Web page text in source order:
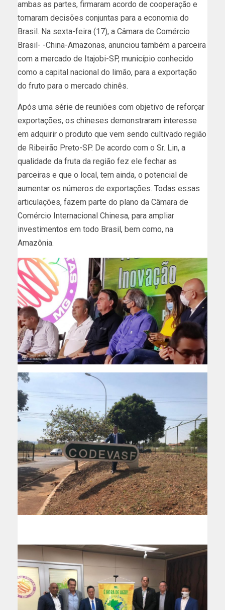
ambas as partes, firmaram acordo de cooperação e
tomaram decisões conjuntas para a economia do
Brasil. Na sexta-feira (17), a Câmara de Comércio
Brasil- -China-Amazonas, anunciou também a parceira
com a mercado de Itajobi-SP, município conhecido
como a capital nacional do limão, para a exportação
do fruto para o mercado chinês.
Após uma série de reuniões com objetivo de reforçar
exportações, os chineses demonstraram interesse
em adquirir o produto que vem sendo cultivado região
de Ribeirão Preto-SP. De acordo com o Sr. Lin, a
qualidade da fruta da região fez ele fechar as
parceiras e que o local, tem ainda, o potencial de
aumentar os números de exportações. Todas essas
articulações, fazem parte do plano da Câmara de
Comércio Internacional Chinesa, para ampliar
investimentos em todo Brasil, bem como, na
Amazônia.